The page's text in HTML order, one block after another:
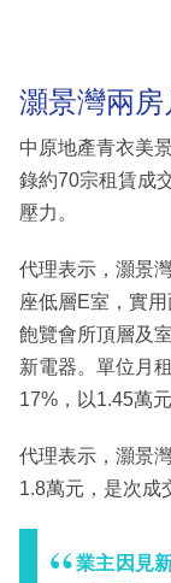
灝景灣兩
中原地產青衣美
錄約70宗租賃成
壓力。
代理表示，灝景
座低層E室，實
飽覽會所頂層及
新電器。單位月
17%，以1.45萬
代理表示，灝景
1.8萬元，是次成
業主因見